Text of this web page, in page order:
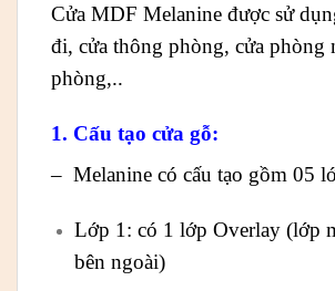
Cửa MDF Melanine được sử
đi, cửa thông phòng, cửa phòng
phòng,..
1. Cấu tạo cửa gỗ:
– Melanine có cấu tạo gồm 05
Lớp 1: có 1 lớp Overlay (lớp
bên ngoài)